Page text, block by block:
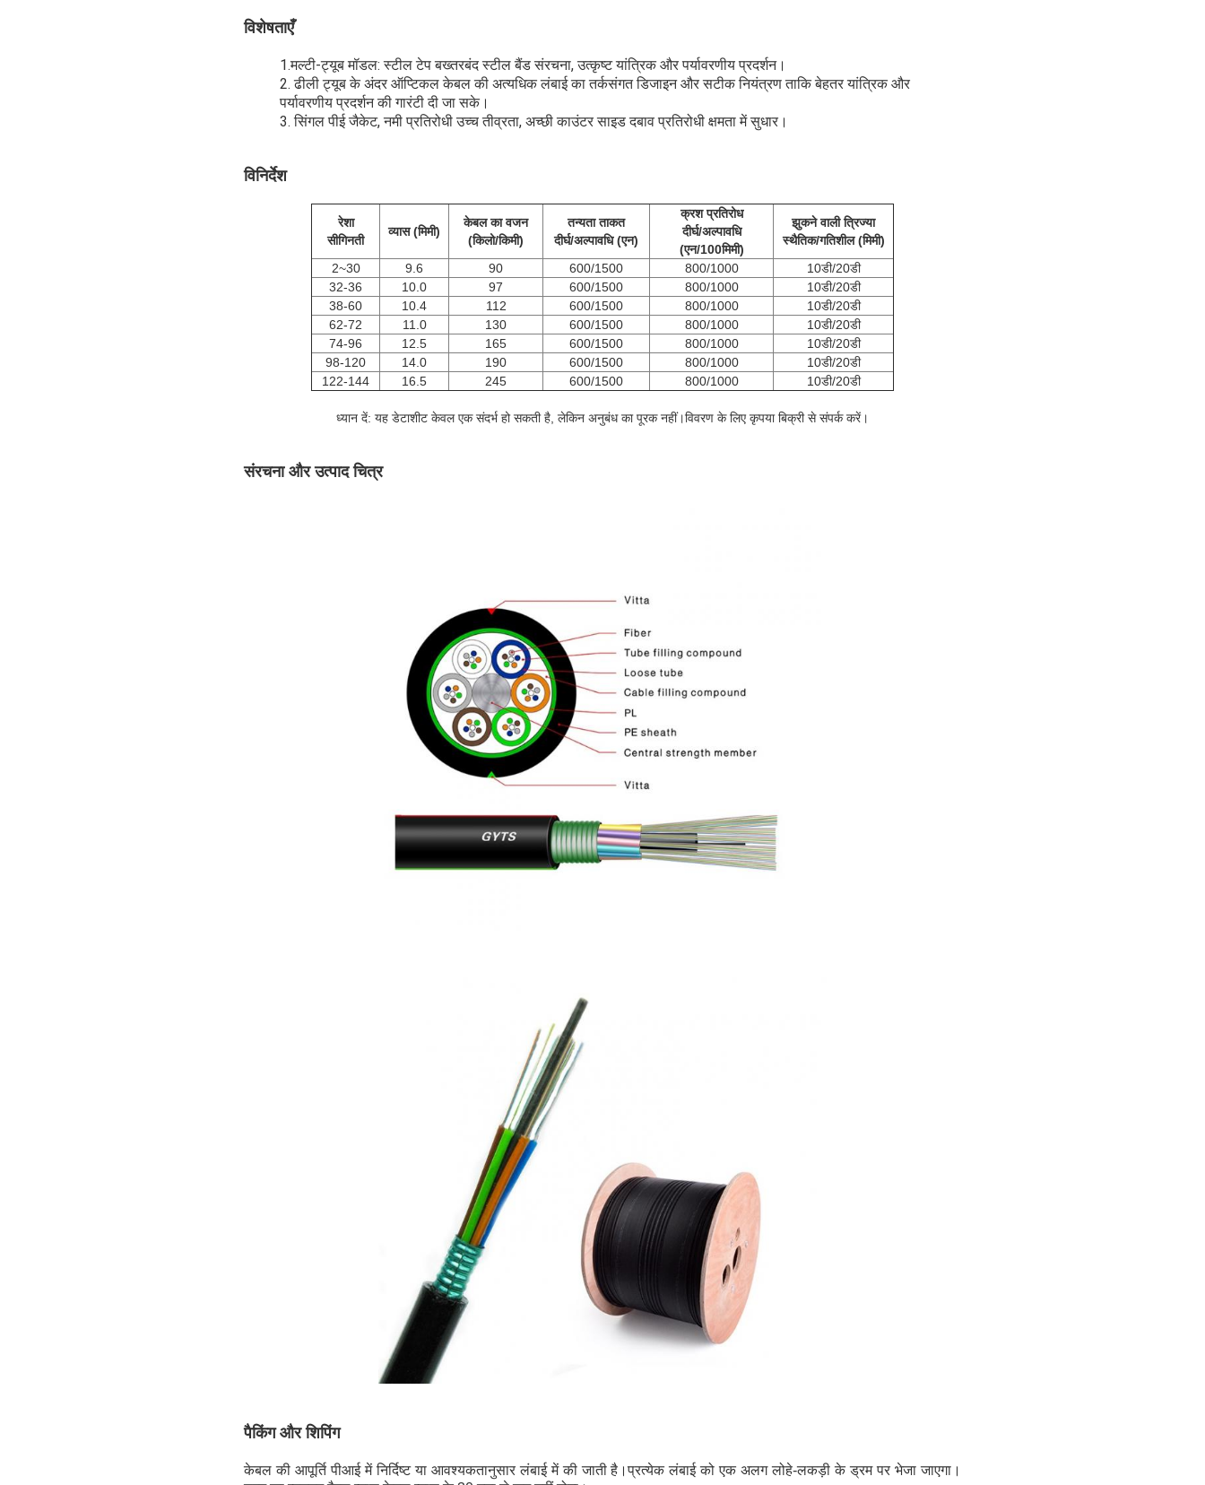
विशेषताएँ
1.मल्टी-ट्यूब मॉडल: स्टील टेप बख्तरबंद स्टील बैंड संरचना, उत्कृष्ट यांत्रिक और पर्यावरणीय प्रदर्शन।
2. ढीली ट्यूब के अंदर ऑप्टिकल केबल की अत्यधिक लंबाई का तर्कसंगत डिजाइन और सटीक नियंत्रण ताकि बेहतर यांत्रिक और
पर्यावरणीय प्रदर्शन की गारंटी दी जा सके।
3. सिंगल पीई जैकेट, नमी प्रतिरोधी उच्च तीव्रता, अच्छी काउंटर साइड दबाव प्रतिरोधी क्षमता में सुधार।
विनिर्देश
रेशा
सीगिनती
व्यास (मिमी)
केबल का वजन
(किलो/किमी)
तन्यता ताकत
दीर्घ/अल्पावधि (एन)
क्रश प्रतिरोध
दीर्घ/अल्पावधि
(एन/100मिमी)
झुकने वाली त्रिज्या
स्थैतिक/गतिशील (मिमी)
2~30
9.6 90 600/1500 800/1000
10डी/20डी
32-36
10.0 97 600/1500 800/1000
10डी/20डी
38-60
10.4 112 600/1500 800/1000
10डी/20डी
62-72
11.0 130 600/1500 800/1000
10डी/20डी
74-96
12.5 165 600/1500 800/1000
10डी/20डी
98-120
14.0 190 600/1500 800/1000
10डी/20डी
122-144
16.5 245 600/1500 800/1000 10डी/20डी
ध्यान दें: यह डेटाशीट केवल एक संदर्भ हो सकती है, लेकिन अनुबंध का पूरक नहीं।विवरण के लिए कृपया बिक्री से संपर्क करें।
संरचना और उत्पाद चित्र
पैकिंग और शिपिंग
केबल की आपूर्ति पीआई में निर्दिष्ट या आवश्यकतानुसार लंबाई में की जाती है।प्रत्येक लंबाई को एक अलग लोहे-लकड़ी के ड्रम पर भेजा जाएगा।